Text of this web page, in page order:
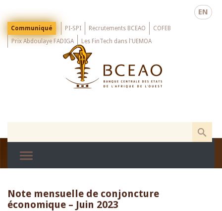
main
EN
Menu
Top
Communiqué PI-SPI Recrutements BCEAO
COFEB
Prix Abdoulaye FADIGA
Les FinTech dans l'UEMOA
Note mensuelle de conjoncture
économique – Juin 2023